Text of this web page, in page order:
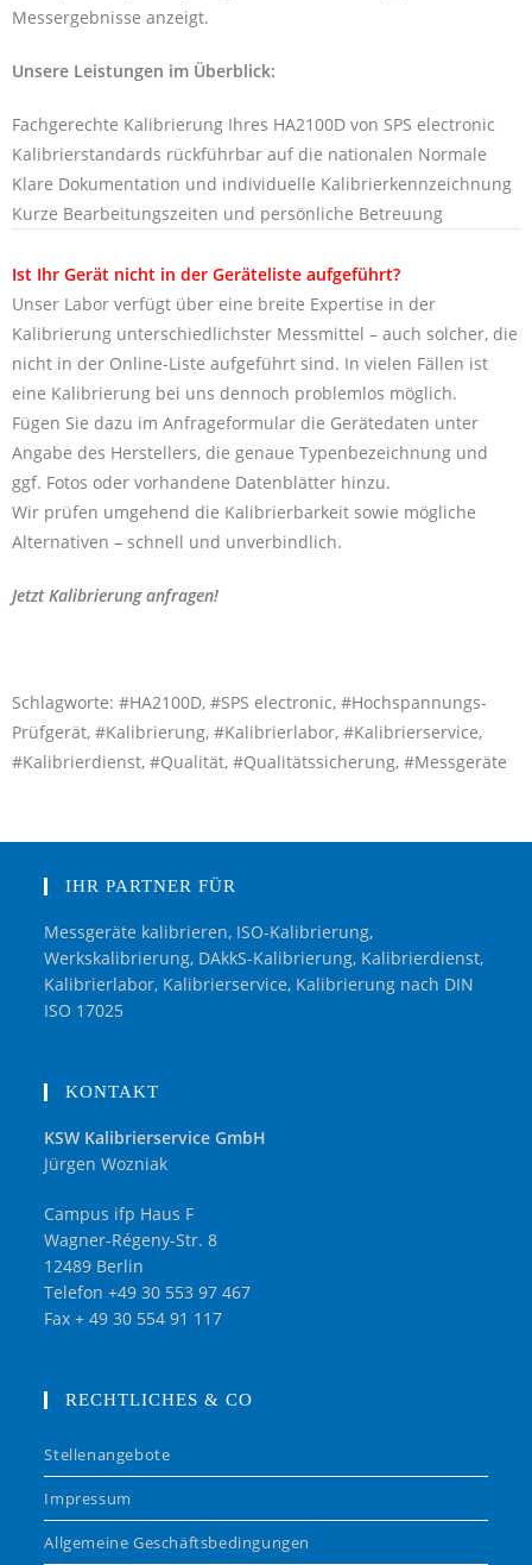
Messergebnisse anzeigt.
Unsere Leistungen im Überblick:
Fachgerechte Kalibrierung Ihres HA2100D von SPS electronic
Kalibrierstandards rückführbar auf die nationalen Normale
Klare Dokumentation und individuelle Kalibrierkennzeichnung
Kurze Bearbeitungszeiten und persönliche Betreuung
Ist Ihr Gerät nicht in der Geräteliste aufgeführt?
Unser Labor verfügt über eine breite Expertise in der
Kalibrierung unterschiedlichster Messmittel – auch solcher, die
nicht in der Online-Liste aufgeführt sind. In vielen Fällen ist
eine Kalibrierung bei uns dennoch problemlos möglich.
Fügen Sie dazu im Anfrageformular die Gerätedaten unter
Angabe des Herstellers, die genaue Typenbezeichnung und
ggf. Fotos oder vorhandene Datenblätter hinzu.
Wir prüfen umgehend die Kalibrierbarkeit sowie mögliche
Alternativen – schnell und unverbindlich.
Jetzt Kalibrierung anfragen!
Schlagworte: #HA2100D, #SPS electronic, #Hochspannungs-
Prüfgerät, #Kalibrierung, #Kalibrierlabor, #Kalibrierservice,
#Kalibrierdienst, #Qualität, #Qualitätssicherung, #Messgeräte
IHR PARTNER FÜR
Messgeräte kalibrieren, ISO-Kalibrierung,
Werkskalibrierung, DAkkS-Kalibrierung, Kalibrierdienst,
Kalibrierlabor, Kalibrierservice, Kalibrierung nach DIN
ISO 17025
KONTAKT
KSW Kalibrierservice GmbH
Jürgen Wozniak
Campus ifp Haus F
Wagner-Régeny-Str. 8
12489 Berlin
Telefon +49 30 553 97 467
Fax + 49 30 554 91 117
RECHTLICHES & CO
Stellenangebote
Impressum
Allgemeine Geschäftsbedingungen